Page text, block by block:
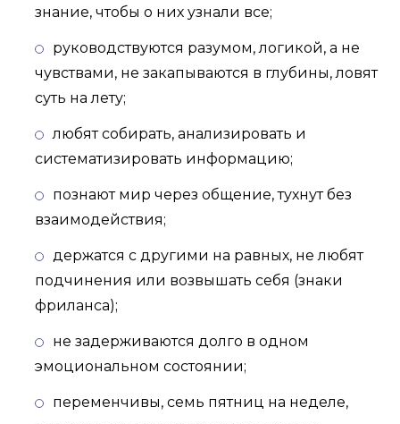
знание, чтобы о них узнали все;
руководствуются разумом, логикой, а не
чувствами, не закапываются в глубины, ловят
суть на лету;
любят собирать, анализировать и
систематизировать информацию;
познают мир через общение, тухнут без
взаимодействия;
держатся с другими на равных, не любят
подчинения или возвышать себя (знаки
фриланса);
не задерживаются долго в одном
эмоциональном состоянии;
переменчивы, семь пятниц на неделе,